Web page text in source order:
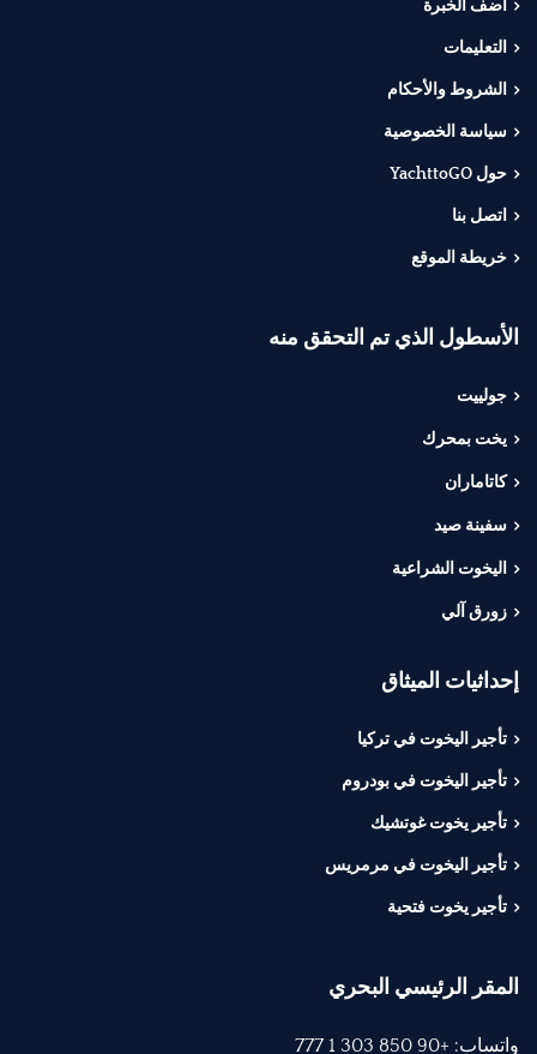
أضف الخبرة
التعليمات
الشروط والأحكام
سياسة الخصوصية
حول YachttoGO
اتصل بنا
خريطة الموقع
الأسطول الذي تم التحقق منه
جولييت
يخت بمحرك
كاتاماران
سفينة صيد
اليخوت الشراعية
زورق آلي
إحداثيات الميثاق
تأجير اليخوت في تركيا
تأجير اليخوت في بودروم
تأجير يخوت غوتشيك
تأجير اليخوت في مرمريس
تأجير يخوت فتحية
المقر الرئيسي البحري
واتساب: +90 850 303 1 777